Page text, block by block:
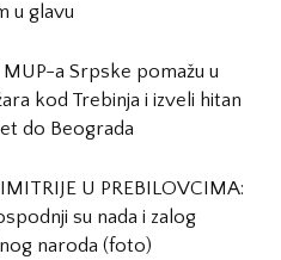
u glavu
a Srpske pomažu u
kod Trebinja i izveli hitan
do Beograda
U PREBILOVCIMA:
su nada i zalog
naroda (foto)